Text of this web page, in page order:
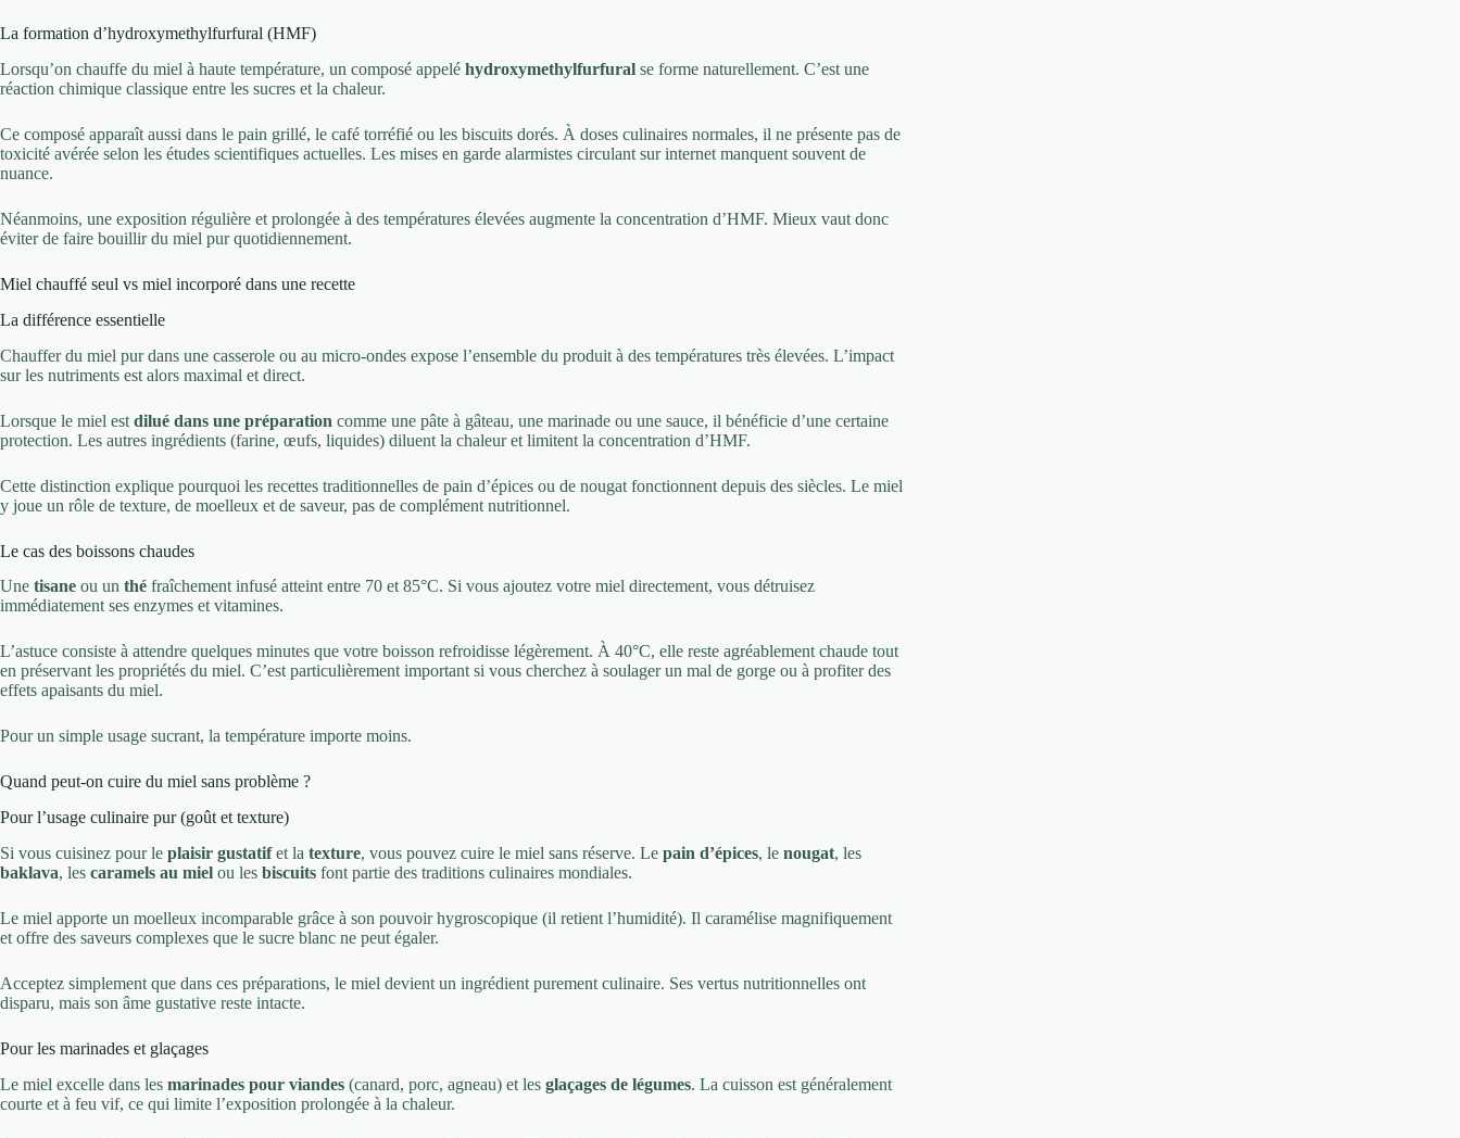
La formation d’hydroxymethylfurfural (HMF)
Lorsqu’on chauffe du miel à haute température, un composé appelé hydroxymethylfurfural se forme naturellement. C’est une
réaction chimique classique entre les sucres et la chaleur.
Ce composé apparaît aussi dans le pain grillé, le café torréfié ou les biscuits dorés. À doses culinaires normales, il ne présente pas de
toxicité avérée selon les études scientifiques actuelles. Les mises en garde alarmistes circulant sur internet manquent souvent de
nuance.
Néanmoins, une exposition régulière et prolongée à des températures élevées augmente la concentration d’HMF. Mieux vaut donc
éviter de faire bouillir du miel pur quotidiennement.
Miel chauffé seul vs miel incorporé dans une recette
La différence essentielle
Chauffer du miel pur dans une casserole ou au micro-ondes expose l’ensemble du produit à des températures très élevées. L’impact
sur les nutriments est alors maximal et direct.
Lorsque le miel est dilué dans une préparation comme une pâte à gâteau, une marinade ou une sauce, il bénéficie d’une certaine
protection. Les autres ingrédients (farine, œufs, liquides) diluent la chaleur et limitent la concentration d’HMF.
Cette distinction explique pourquoi les recettes traditionnelles de pain d’épices ou de nougat fonctionnent depuis des siècles. Le miel
y joue un rôle de texture, de moelleux et de saveur, pas de complément nutritionnel.
Le cas des boissons chaudes
Une tisane ou un thé fraîchement infusé atteint entre 70 et 85°C. Si vous ajoutez votre miel directement, vous détruisez
immédiatement ses enzymes et vitamines.
L’astuce consiste à attendre quelques minutes que votre boisson refroidisse légèrement. À 40°C, elle reste agréablement chaude tout
en préservant les propriétés du miel. C’est particulièrement important si vous cherchez à soulager un mal de gorge ou à profiter des
effets apaisants du miel.
Pour un simple usage sucrant, la température importe moins.
Quand peut-on cuire du miel sans problème ?
Pour l’usage culinaire pur (goût et texture)
Si vous cuisinez pour le plaisir gustatifet la texture, vous pouvez cuire le miel sans réserve. Le pain d’épices, le nougat, les
baklava, les caramels au miel ou les biscuits font partie des traditions culinaires mondiales.
Le miel apporte un moelleux incomparable grâce à son pouvoir hygroscopique (il retient l’humidité). Il caramélise magnifiquement
et offre des saveurs complexes que le sucre blanc ne peut égaler.
Acceptez simplement que dans ces préparations, le miel devient un ingrédient purement culinaire. Ses vertus nutritionnelles ont
disparu, mais son âme gustative reste intacte.
Pour les marinades et glaçages
Le miel excelle dans les marinades pour viandes (canard, porc, agneau) et les glaçages de légumes. La cuisson est généralement
courte et à feu vif, ce qui limite l’exposition prolongée à la chaleur.